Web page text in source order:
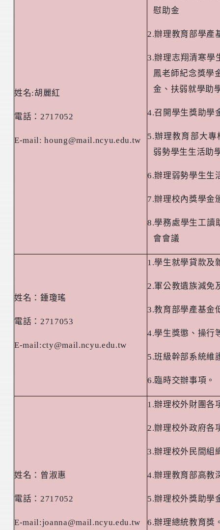
姓名:胡麗紅
電話： 2717052
E-mail: houng@mail.ncyu.edu.tw
慰助金
2.辦理教育部學產
3.辦理志翔清寒學
鳳老師紀念獎學
金、扶弱就學助
4.召開學生獎助學
5.辦理教育部大
弱勢學生生活助
6.辦理弱勢學生生
7.辦理校內獎學金
8.學務處學生工讀
會會議
姓名：鍾瓊瑤
電話： 2717053
E-mail:cty@mail.ncyu.edu.tw
1.學生就學貸款及
2.軍公教遺族減免
3.教育部學產基金
4.學生獎懲、操行
5.班級幹部系統維
6.臨時交辦事項。
姓名：曾淑惠
電話： 2717052
E-mail:joanna@mail.ncyu.edu.tw
1.辦理校外財團各
2.辦理校外政府各
3.辦理校外民間組
4.辦理教育部高教
5.辦理校外獎助學
6.辦理總統教育獎